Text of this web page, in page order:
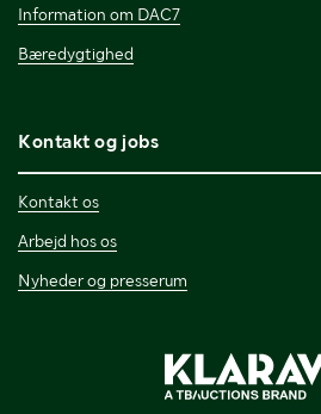
Information om DAC7
Bæredygtighed
Kontakt og jobs
Kontakt os
Arbejd hos os
Nyheder og presserum